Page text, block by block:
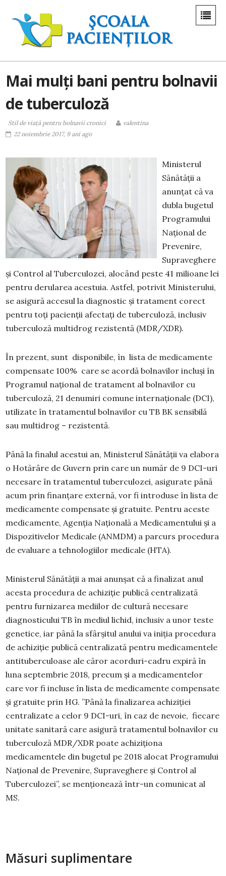
Mai mulți bani pentru bolnavii
de tuberculoză
Stil de viaţă pentru bolnavii cronici
valentina
22 noiembrie 2017, 9 ani ago
Ministerul
Sănătății a
anunțat că va
dubla bugetul
Programului
Național de
Prevenire,
Supraveghere
și Control al Tuberculozei, alocând peste 41 milioane lei
pentru derularea acestuia. Astfel, potrivit Ministerului,
se asigură accesul la diagnostic și tratament corect
pentru toți pacienții afectați de tuberculoză, inclusiv
tuberculoză multidrog rezistentă (MDR/XDR).
În prezent, sunt disponibile, în lista de medicamente
compensate 100% care se acordă bolnavilor incluși în
Programul național de tratament al bolnavilor cu
tuberculoză, 21 denumiri comune internaționale (DCI),
utilizate în tratamentul bolnavilor cu TB BK sensibilă
sau multidrog – rezistentă.
Până la finalul acestui an, Ministerul Sănătății va elabora
o Hotărâre de Guvern prin care un număr de 9 DCI-uri
necesare în tratamentul tuberculozei, asigurate până
acum prin finanțare externă, vor fi introduse în lista de
medicamente compensate și gratuite. Pentru aceste
medicamente, Agenția Națională a Medicamentului și a
Dispozitivelor Medicale (ANMDM) a parcurs procedura
de evaluare a tehnologiilor medicale (HTA).
Ministerul Sănătății a mai anunșat că a finalizat anul
acesta procedura de achiziție publică centralizată
pentru furnizarea mediilor de cultură necesare
diagnosticului TB în mediul lichid, inclusiv a unor teste
genetice, iar până la sfârșitul anului va iniția procedura
de achiziție publică centralizată pentru medicamentele
antituberculoase ale căror acorduri-cadru expiră în
luna septembrie 2018, precum și a medicamentelor
care vor fi incluse în lista de medicamente compensate
și gratuite prin HG. ”Până la finalizarea achiziției
centralizate a celor 9 DCI-uri, în caz de nevoie, fiecare
unitate sanitară care asigură tratamentul bolnavilor cu
tuberculoză MDR/XDR poate achiziționa
medicamentele din bugetul pe 2018 alocat Programului
Național de Prevenire, Supraveghere și Control al
Tuberculozei”, se menționează într-un comunicat al
MS.
Măsuri suplimentare